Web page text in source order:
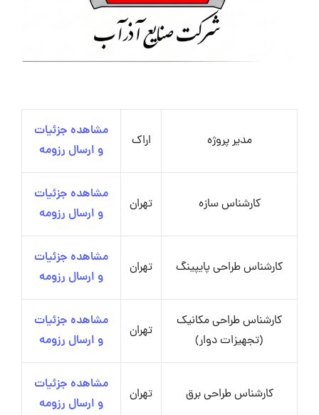
مدیر پروژه اراک
مشاهده جزئیات
و ارسال رزومه
کارشناس سازه تهران
مشاهده جزئیات
و ارسال رزومه
کارشناس طراحی پایپینگ تهران
مشاهده جزئیات
و ارسال رزومه
کارشناس طراحی مکانیک
(تجهیزات دوار)
تهران
مشاهده جزئیات
و ارسال رزومه
کارشناس طراحی برق تهران
مشاهده جزئیات
و ارسال رزومه